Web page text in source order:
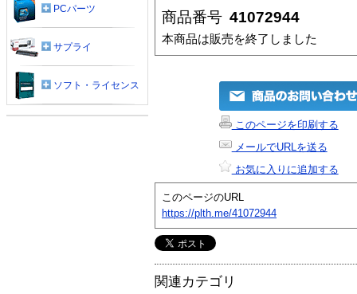
商品番号 41072944
本商品は販売を終了しました
このページを印刷する
メールでURLを送る
お気に入りに追加する
このページのURL
https://plth.me/41072944
関連カテゴリ
PCパーツ
サプライ
ソフト・ライセンス